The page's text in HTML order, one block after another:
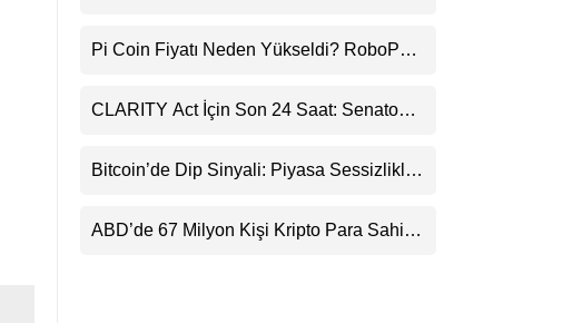
LinkedIn
Telegram
Uyarı
Pi Coin Fiyatı Neden Yükseldi? RoboPay
Destekledi
CLARITY Act İçin Son 24 Saat: Senato
Beklentisini Bozabilir
Bitcoin’de Dip Sinyali: Piyasa Sessizlikle
ABD’de 67 Milyon Kişi Kripto Para Sahibi: